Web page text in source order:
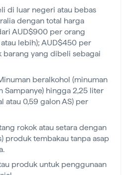
di luar negeri atau bebas
dengan total harga
AUD$900 per orang
lebih); AUD$450 per
barang yang dibeli sebagai
beralkohol (minuman
Sampanye) hingga 2,25 liter
atau 0,59 galon AS) per
rokok atau setara dengan
produk tembakau tanpa asap
produk untuk penggunaan